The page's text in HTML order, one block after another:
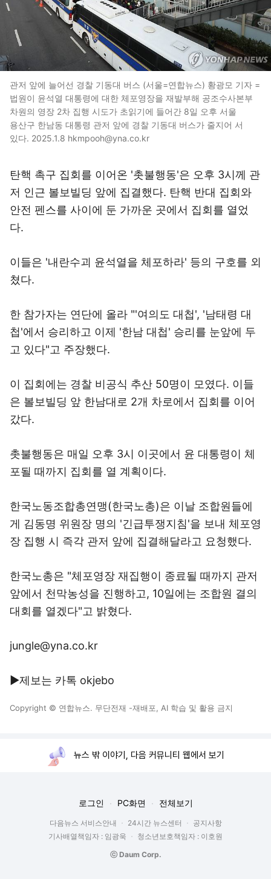
관저 앞에 늘어선 경찰 기동대 버스 (서울=연합뉴스) 황광모 기자 =
법원이 윤석열 대통령에 대한 체포영장을 재발부해 공조수사본부
차원의 영장 2차 집행 시도가 초읽기에 들어간 8일 오후 서울
용산구 한남동 대통령 관저 앞에 경찰 기동대 버스가 줄지어 서
있다. 2025.1.8 hkmpooh@yna.co.kr
탄핵 촉구 집회를 이어온 '촛불행동'은 오후 3시께 관
저 인근 볼보빌딩 앞에 집결했다. 탄핵 반대 집회와
안전 펜스를 사이에 둔 가까운 곳에서 집회를 열었
다.
이들은 '내란수괴 윤석열을 체포하라' 등의 구호를 외
쳤다.
한 참가자는 연단에 올라 "'여의도 대첩', '남태령 대
첩'에서 승리하고 이제 '한남 대첩' 승리를 눈앞에 두
고 있다"고 주장했다.
이 집회에는 경찰 비공식 추산 50명이 모였다. 이들
은 볼보빌딩 앞 한남대로 2개 차로에서 집회를 이어
갔다.
촛불행동은 매일 오후 3시 이곳에서 윤 대통령이 체
포될 때까지 집회를 열 계획이다.
한국노동조합총연맹(한국노총)은 이날 조합원들에
게 김동명 위원장 명의 '긴급투쟁지침'을 보내 체포영
장 집행 시 즉각 관저 앞에 집결해달라고 요청했다.
한국노총은 "체포영장 재집행이 종료될 때까지 관저
앞에서 천막농성을 진행하고, 10일에는 조합원 결의
대회를 열겠다"고 밝혔다.
jungle@yna.co.kr
▶제보는 카톡 okjebo
Copyright © 연합뉴스. 무단전재 -재배포, AI 학습 및 활용 금지
뉴스 밖 이야기, 다음 커뮤니티 웹에서 보기
로그인 PC화면 전체보기
다음뉴스 서비스안내 24시간 뉴스센터
공지사항
기사배열책임자 : 임광욱
청소년보호책임자 : 이호원
ⓒ Daum Corp.